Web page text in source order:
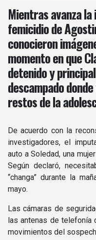
Mientras avanza
femicidio de
conocieron
momento en que
detenido y
descampado
restos de la
De acuerdo con la
investigadores, el
auto a Soledad, una
Según declaró,
“changa” durante la
mayo.
Las cámaras de
las antenas de telefonía
movimientos del